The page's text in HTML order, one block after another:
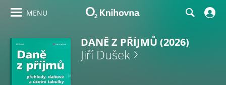
MENU
DANĚ Z PŘÍJMŮ (2026)
Jiří Dušek